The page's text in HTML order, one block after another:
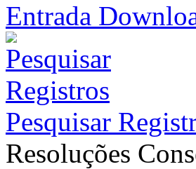
Entrada
Pesquisar
Resoluções